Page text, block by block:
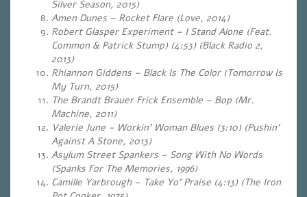
Silver Season, 2015)
Amen Dunes – Rocket Flare (Love, 2014)
Robert Glasper Experiment – I Stand Alone (Feat.
Common & Patrick Stump) (4:53) (Black Radio 2,
2013)
Rhiannon Giddens – Black Is The Color (Tomorrow Is
My Turn, 2015)
The Brandt Brauer Frick Ensemble – Bop (Mr.
Machine, 2011)
Valerie June – Workin’ Woman Blues (3:10) (Pushin’
Against A Stone, 2013)
Asylum Street Spankers – Song With No Words
(Spanks For The Memories, 1996)
Camille Yarbrough – Take Yo’ Praise (4:13) (The Iron